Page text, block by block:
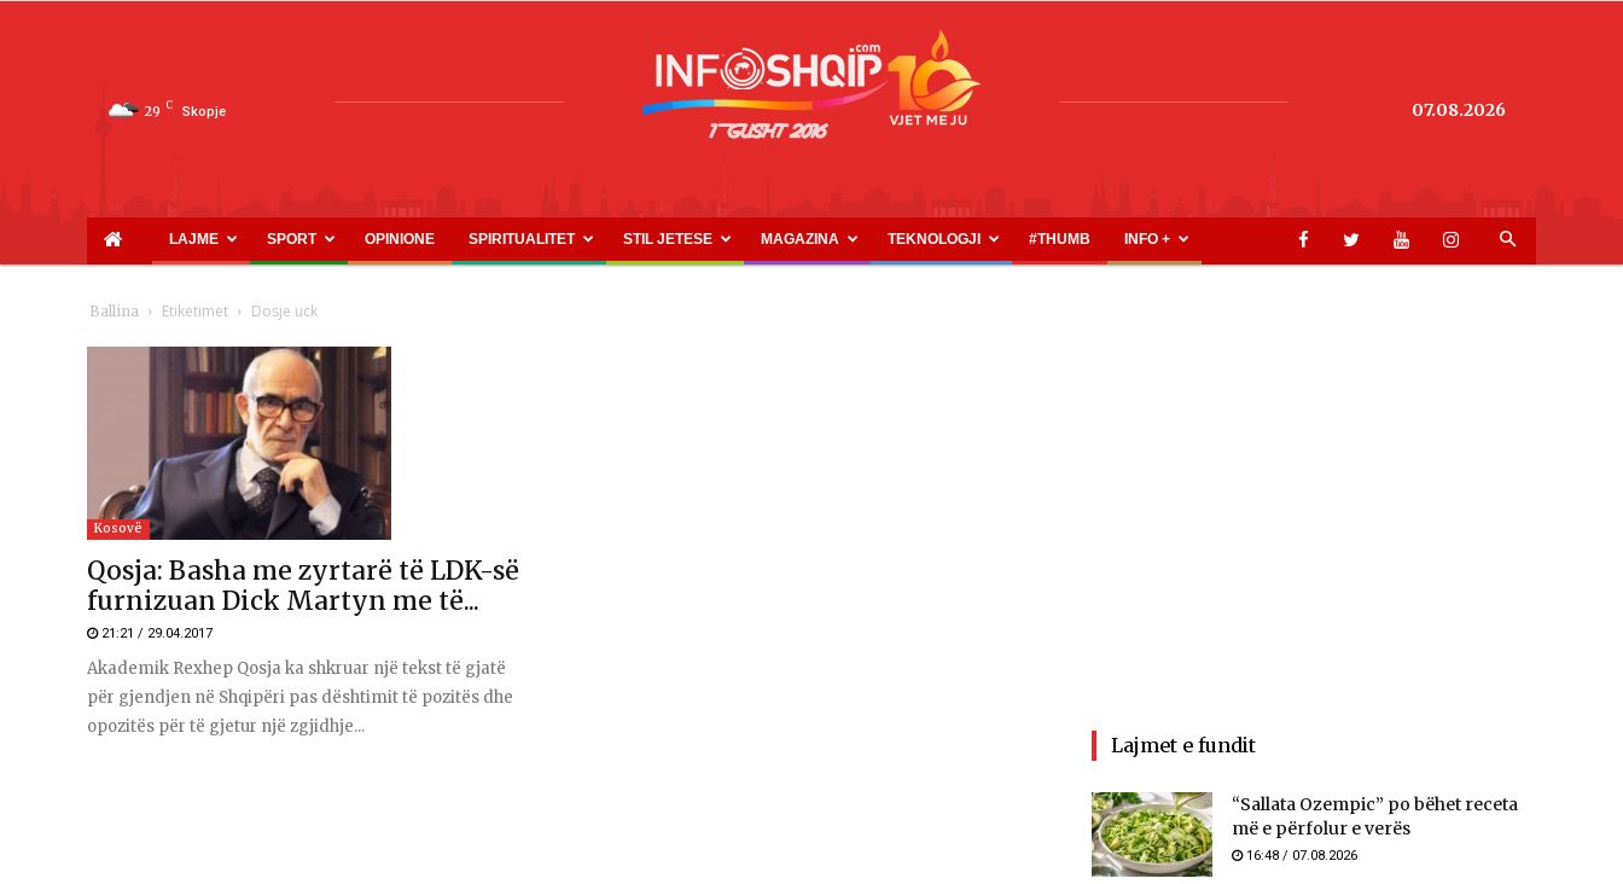
29 C Skopje
INFOSHQIP.COM
07.08.2026
LAJME SPORT OPINIONE SPIRITUALITET STIL JETESE MAGAZINA TEKNOLOGJI #THUMB INFO +
Ballina Etiketimet Dosje uck
Kosovë
Qosja: Basha me zyrtarë të LDK-së
furnizuan Dick Martyn me të...
21:21 / 29.04.2017
Akademik Rexhep Qosja ka shkruar një tekst të gjatë
për gjendjen në Shqipëri pas dështimit të pozitës dhe
opozitës për të gjetur një zgjidhje...
Lajmet e fundit
“Sallata Ozempic” po bëhet receta
më e përfolur e verës
16:48 / 07.08.2026